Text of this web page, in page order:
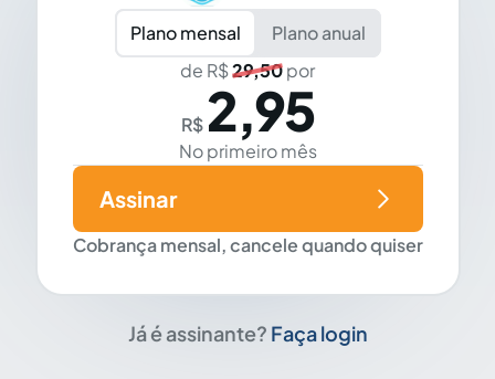
Plano mensal
Plano anual
de R$29,50por
R$ 2,95
No primeiro mês
Cobrança mensal, cancele quando quiser
Assinar
Já é assinante? Faça login